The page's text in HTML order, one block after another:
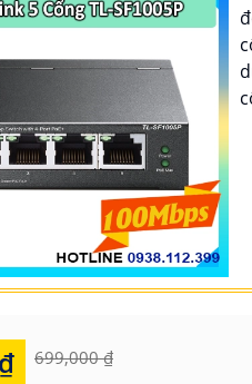
699,000 ₫